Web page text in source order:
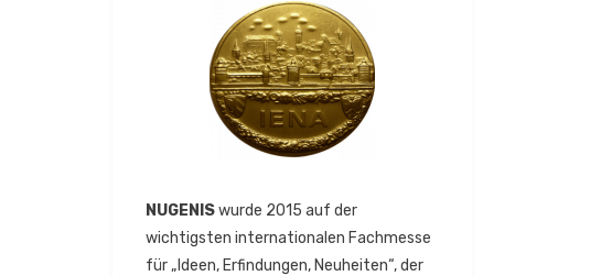
NUGENISwurde 2015 auf der
wichtigsten internationalen Fachmesse
für „Ideen, Erfindungen, Neuheiten“, der